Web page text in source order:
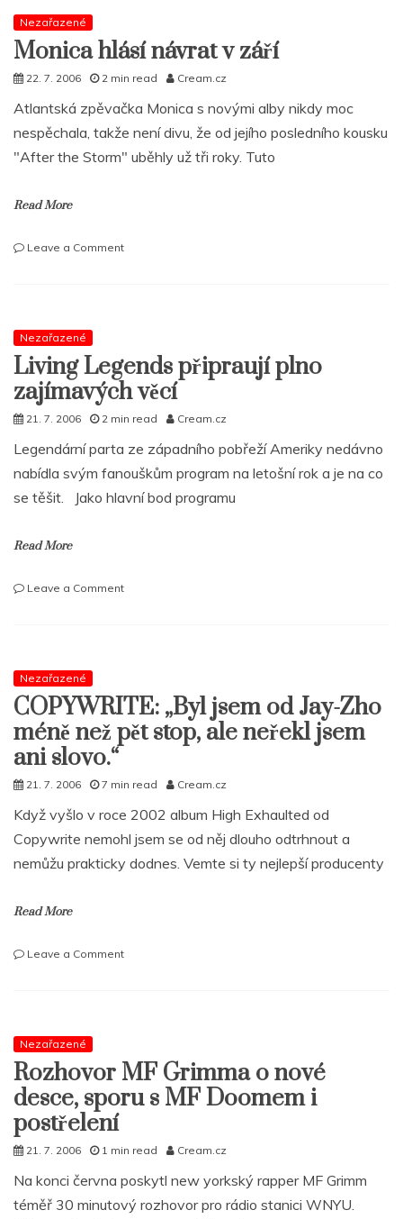
váš
‚Feedback‘
Nezařazené
Monica hlásí návrat v září
22. 7. 2006 2 min read Cream.cz
Atlantská zpěvačka Monica s novými alby nikdy moc
nespěchala, takže není divu, že od jejího posledního kousku
"After the Storm" uběhly už tři roky. Tuto
Read More
Leave a Commenton
Nezařazené
Living Legends připraují plno
zajímavých věcí
21. 7. 2006 2 min read Cream.cz
Legendární parta ze západního pobřeží Ameriky nedávno
nabídla svým fanouškům program na letošní rok a je na co
se těšit. Jako hlavní bod programu
Read More
Leave a Commenton
věcí
Nezařazené
COPYWRITE: „Byl jsem od Jay-Zho
méně než pět stop, ale neřekl jsem
ani slovo.“
21. 7. 2006 7 min read Cream.cz
Když vyšlo v roce 2002 album High Exhaulted od
Copywrite nemohl jsem se od něj dlouho odtrhnout a
nemůžu prakticky dodnes. Vemte si ty nejlepší producenty
Read More
Leave a Commenton
Zho
méně
než
ale
jsem
ani
Nezařazené
Rozhovor MF Grimma o nové
desce, sporu s MF Doomem i
postřelení
21. 7. 2006 1 min read Cream.cz
Na konci června poskytl new yorkský rapper MF Grimm
téměř 30 minutový rozhovor pro rádio stanici WNYU.